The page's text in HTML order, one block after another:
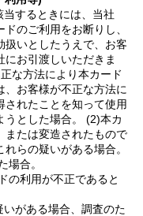
するときには、当社
のご利用をお断りし、
扱いとしたうえで、お客
にお引渡しいただきま
な方法により本カード
、お客様が不正な方法に
されたことを知って使用
うとした場合。 (2)本カ
または変造されたもので
らの疑いがある場合。
場合。
の利用が不正であると
がある場合、調査のた